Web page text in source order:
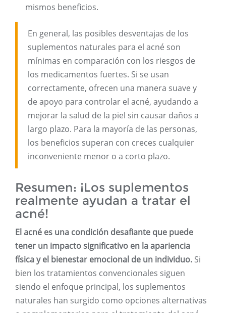
mismos beneficios.
En general, las posibles desventajas de los
suplementos naturales para el acné son
mínimas en comparación con los riesgos de
los medicamentos fuertes. Si se usan
correctamente, ofrecen una manera suave y
de apoyo para controlar el acné, ayudando a
mejorar la salud de la piel sin causar daños a
largo plazo. Para la mayoría de las personas,
los beneficios superan con creces cualquier
inconveniente menor o a corto plazo.
Resumen: ¡Los suplementos
realmente ayudan a tratar el
acné!
El acné es una condición desafiante que puede
tener un impacto significativo en la apariencia
física y el bienestar emocional de un individuo. Si
bien los tratamientos convencionales siguen
siendo el enfoque principal, los suplementos
naturales han surgido como opciones alternativas